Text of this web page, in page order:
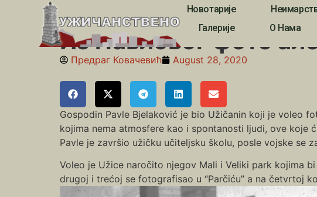
Новотарије
Галерије
О Нама
Из Павловог фото албума
Из Павловог фото
Предраг Ковачевић August 28, 2020
Gospodin Pavle Bjelaković je bio Užičanin koji je voleo
kojima nema atmosfere kao i spontanosti ljudi, ove koje
Pavle je završio užičku učiteljsku školu, posle vojske se
Voleo je Užice naročito njegov Mali i Veliki park kojima
drugoj i trećoj se fotografisao u “Parčiću” a na četvrtoj